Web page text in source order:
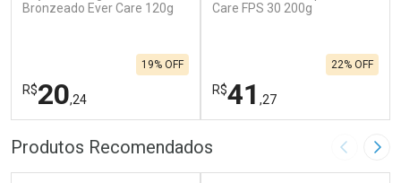
Bronzeado Ever Care 120g
R$20,24
19% OFF
FECHAR
FECHAR
Care FPS 30 200g
R$41 ,27
22% OFF
Produtos Recomendados Imagem